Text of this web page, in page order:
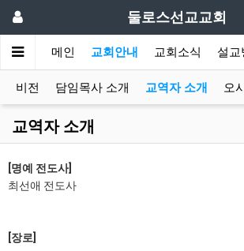
둘로스선교교회
메인 교회안내 교회소식 설교
비전 담임목사 소개 교역자 소개 오
교역자 소개
[명예 전도사]
최선애 전도사
[장로]